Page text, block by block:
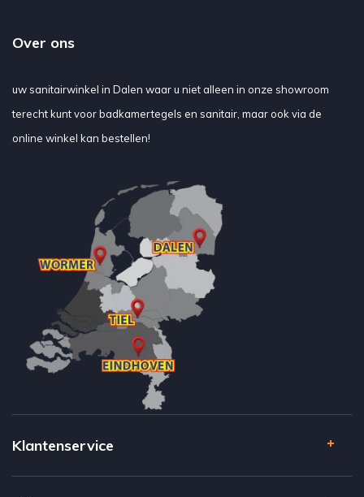
Over ons
uw sanitairwinkel in Dalen waar u niet alleen in onze showroom
terecht kunt voor badkamertegels en sanitair, maar ook via de
online winkel kan bestellen!
Klantenservice